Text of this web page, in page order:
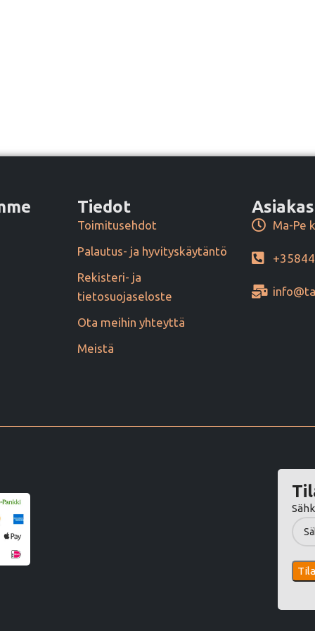
Tiedot
Toimitusehdot
Palautus- ja hyvityskäytäntö
Rekisteri- ja
tietosuojaseloste
Ota meihin yhteyttä
Meistä
Ma-Pe